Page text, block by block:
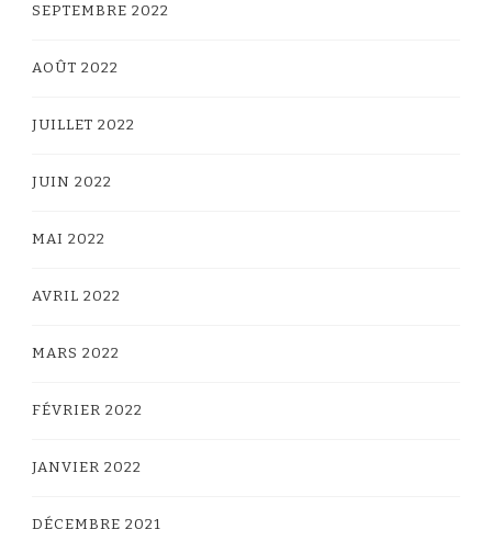
SEPTEMBRE 2022
AOÛT 2022
JUILLET 2022
JUIN 2022
MAI 2022
AVRIL 2022
MARS 2022
FÉVRIER 2022
JANVIER 2022
DÉCEMBRE 2021